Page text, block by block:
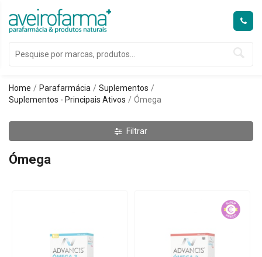
Home Parafarmácia
Suplementos
Suplementos - Principais Ativos
Ómega
Filtrar
Ómega